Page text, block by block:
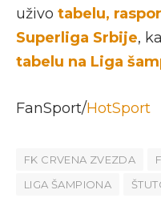
uživo tabelu,
Superliga Srbije,
tabelu na Liga
FanSport/HotSport
FK CRVENA ZVEZDA
LIGA ŠAMPIONA